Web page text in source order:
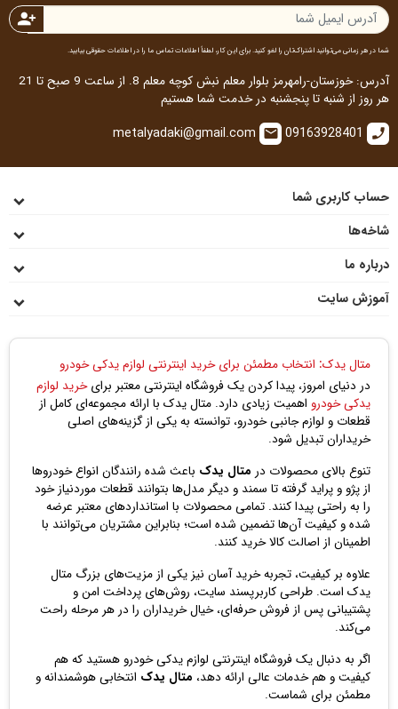
person_add
شما در هر زمانی می‌توانید اشتراک‌تان را لغو کنید. برای این کار، لطفاً اطلاعات تماس ما را در اطلاعات حقوقی بیابید.
آدرس: خوزستان-رامهرمز بلوار معلم نبش کوچه معلم 8. از ساعت 9 صبح تا 21
هر روز از شنبه تا پنجشنبه در خدمت شما هستیم
call
09163928401
email
حساب کاربری شما
شاخه‌ها
درباره ما
آموزش سایت
متال یدک: انتخاب مطمئن برای خرید اینترنتی لوازم یدکی خودرو
در دنیای امروز، پیدا کردن یک فروشگاه اینترنتی معتبر برایخرید لوازم
یدکی خودرو اهمیت زیادی دارد. متال یدک با ارائه مجموعه‌ای کامل از
قطعات و لوازم جانبی خودرو، توانسته به یکی از گزینه‌های اصلی
خریداران تبدیل شود.
تنوع بالای محصولات در متال یدک باعث شده رانندگان انواع خودروها
از پژو و پراید گرفته تا سمند و دیگر مدل‌ها بتوانند قطعات موردنیاز خود
را به راحتی پیدا کنند. تمامی محصولات با استانداردهای معتبر عرضه
شده و کیفیت آن‌ها تضمین شده است؛ بنابراین مشتریان می‌توانند با
اطمینان از اصالت کالا خرید کنند.
علاوه بر کیفیت، تجربه خرید آسان نیز یکی از مزیت‌های بزرگ متال
یدک است. طراحی کاربرپسند سایت، روش‌های پرداخت امن و
پشتیبانی پس از فروش حرفه‌ای، خیال خریداران را در هر مرحله راحت
می‌کند.
اگر به دنبال یک فروشگاه اینترنتی لوازم یدکی خودرو هستید که هم
کیفیت و هم خدمات عالی ارائه دهد، متال یدک انتخابی هوشمندانه و
مطمئن برای شماست.